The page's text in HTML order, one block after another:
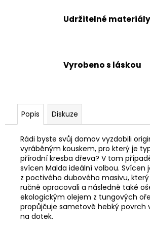
Udržitelné
Vyrobeno s láskou
Popis Diskuze
Rádi byste svůj domov vyzdobili
vyráběným kouskem, pro který je
přírodní kresba dřeva? V tom
svícen Malda ideální volbou. Svícen
z poctivého dubového masivu,
ručně opracovali a následně také
ekologickým olejem z tungových
propůjčuje sametově hebký povrch
na dotek.